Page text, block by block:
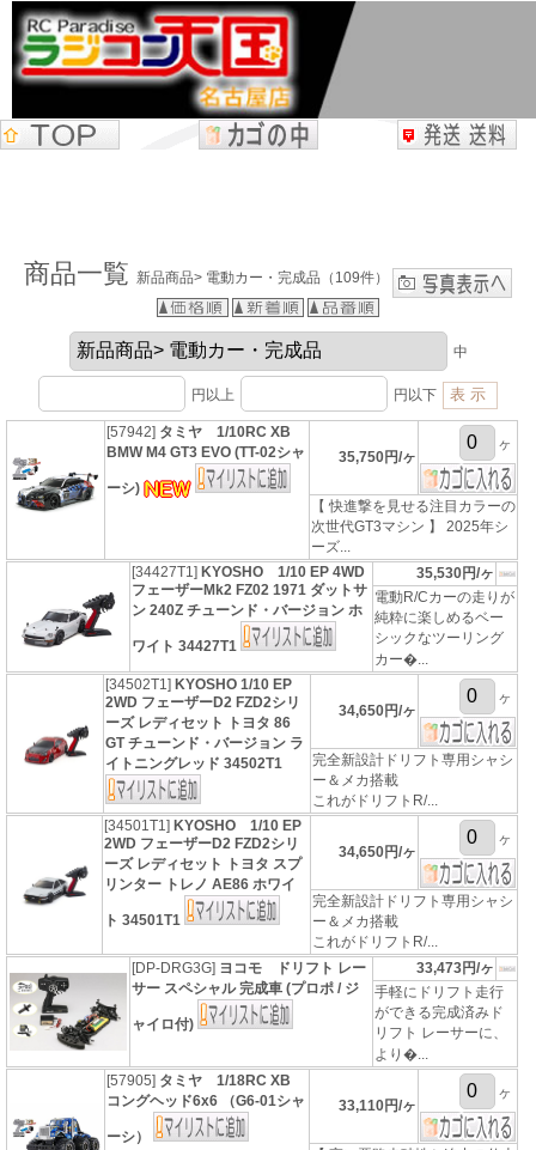
商品一覧 新品商品> 電動カー・完成品（109件）
中
円以上 円以下
[57942] タミヤ 1/10RC XB
BMW M4 GT3 EVO (TT-02シャ
ーシ)
35,750円/ヶ
ヶ
【 快進撃を見せる注目カラーの
次世代GT3マシン 】 2025年シ
ーズ...
[34427T1] KYOSHO 1/10 EP 4WD
フェーザーMk2 FZ02 1971 ダットサ
ン 240Z チューンド・バージョン ホ
ワイト 34427T1
35,530円/ヶ
電動R/Cカーの走りが
純粋に楽しめるベー
シックなツーリング
カー�...
[34502T1] KYOSHO 1/10 EP
2WD フェーザーD2 FZD2シリ
ーズ レディセット トヨタ 86
GT チューンド・バージョン ラ
イトニングレッド 34502T1
34,650円/ヶ
ヶ
完全新設計ドリフト専用シャシ
ー＆メカ搭載
これがドリフトR/...
[34501T1] KYOSHO 1/10 EP
2WD フェーザーD2 FZD2シリ
ーズ レディセット トヨタ スプ
リンター トレノ AE86 ホワイ
ト 34501T1
34,650円/ヶ
ヶ
完全新設計ドリフト専用シャシ
ー＆メカ搭載
これがドリフトR/...
[DP-DRG3G] ヨコモ ドリフト レー
サー スペシャル 完成車 (プロポ / ジ
ャイロ付)
33,473円/ヶ
手軽にドリフト走行
ができる完成済みド
リフト レーサーに、
より�...
[57905] タミヤ 1/18RC XB
コングヘッド6x6 （G6-01シャ
ーシ）
33,110円/ヶ
ヶ